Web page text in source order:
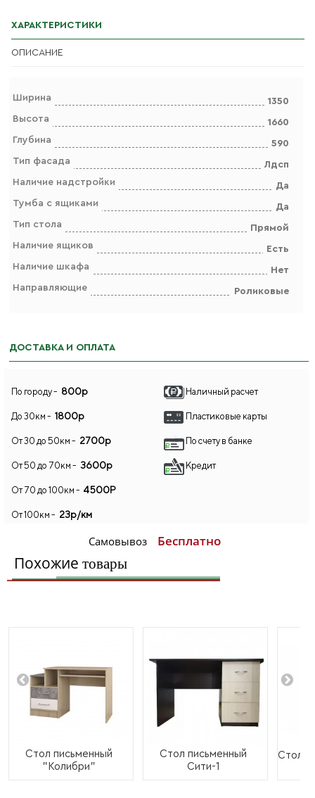
ХАРАКТЕРИСТИКИ
ОПИСАНИЕ
Ширина
1350
Высота
1660
Глубина
590
Тип фасада
Лдсп
Наличие надстройки
Да
Тумба с ящиками
Да
Тип стола
Прямой
Наличие ящиков
Есть
Наличие шкафа
Нет
Направляющие
Роликовые
ДОСТАВКА И ОПЛАТА
По городу - 800р
До 30км - 1800р
От 30 до 50км - 2700р
От 50 до 70км - 3600р
От 70 до 100км - 4500Р
От 100км - 23р/км
Самовывоз Бесплатно
Наличный расчет
Пластиковые карты
По счету в банке
Кредит
Похожие товары
Стол письменный
"Колибри"
Стол письменный
Сити-1
Стол